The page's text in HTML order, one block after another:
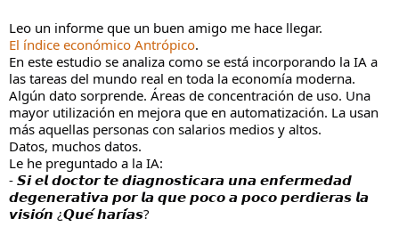
Leo un informe que un buen amigo me hace llegar.
El índice económico Antrópico.
En este estudio se analiza como se está incorporando la IA a
las tareas del mundo real en toda la economía moderna.
Algún dato sorprende. Áreas de concentración de uso. Una
mayor utilización en mejora que en automatización. La usan
más aquellas personas con salarios medios y altos.
Datos, muchos datos.
Le he preguntado a la IA:
- 𝙎𝙞 𝙚𝙡 𝙙𝙤𝙘𝙩𝙤𝙧 𝙩𝙚 𝙙𝙞𝙖𝙜𝙣𝙤𝙨𝙩𝙞𝙘𝙖𝙧𝙖 𝙪𝙣𝙖 𝙚𝙣𝙛𝙚𝙧𝙢𝙚𝙙𝙖𝙙
𝙙𝙚𝙜𝙚𝙣𝙚𝙧𝙖𝙩𝙞𝙫𝙖 𝙥𝙤𝙧 𝙡𝙖 𝙦𝙪𝙚 𝙥𝙤𝙘𝙤 𝙖 𝙥𝙤𝙘𝙤 𝙥𝙚𝙧𝙙𝙞𝙚𝙧𝙖𝙨 𝙡𝙖
𝙫𝙞𝙨𝙞𝙤́𝙣 ¿𝙌𝙪𝙚́ 𝙝𝙖𝙧𝙞́𝙖𝙨?